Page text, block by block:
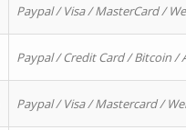
Paypal / Visa / MasterCard /
Paypal / Credit Card / Bitcoin /
Paypal / Visa / Mastercard /